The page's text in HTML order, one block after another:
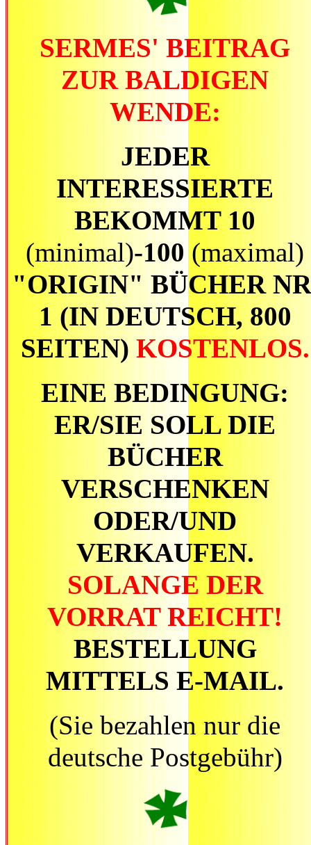
SERMES' BEITRAG
ZUR BALDIGEN
WENDE:
JEDER
INTERESSIERTE
BEKOMMT 10
(minimal)-100 (maximal)
"ORIGIN" BÜCHER
1 (IN DEUTSCH, 800
SEITEN) KOSTENLOS.
EINE BEDINGUNG:
ER/SIE SOLL DIE
BÜCHER
VERSCHENKEN
ODER/UND
VERKAUFEN.
SOLANGE DER
VORRAT REICHT!
BESTELLUNG
MITTELS E-MAIL.
(Sie bezahlen nur die
deutsche Postgebühr)